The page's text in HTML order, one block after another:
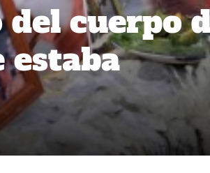
cuerpo